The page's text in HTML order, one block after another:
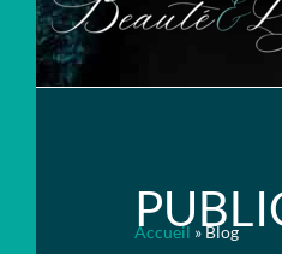
Accueil »Blog